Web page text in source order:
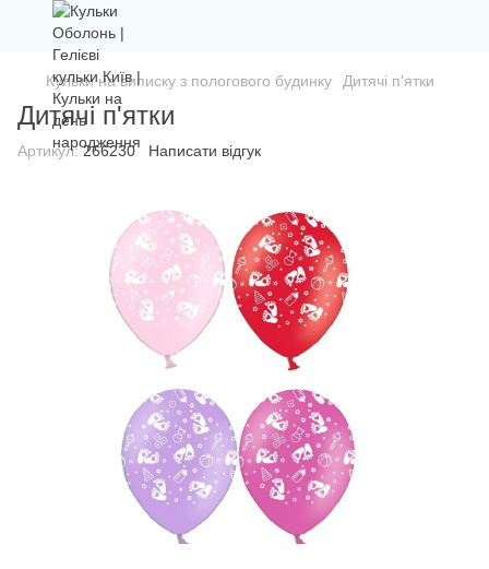
Кульки на виписку з пологового будинку Дитячі п'ятки
Дитячі п'ятки
Артикул:266230 Написати відгук